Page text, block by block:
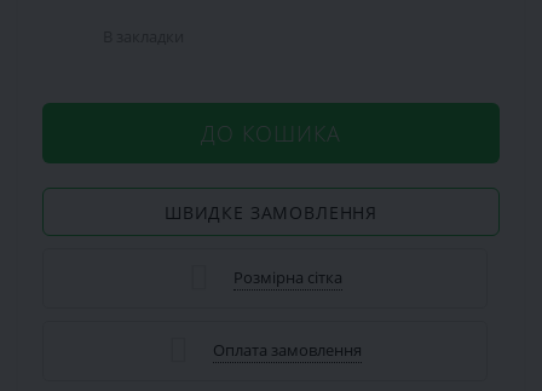
ДО КОШИКА
ШВИДКЕ ЗАМОВЛЕННЯ
Розмірна сітка
Оплата замовлення